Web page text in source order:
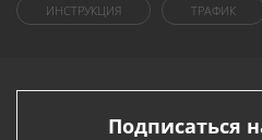
ИНСТРУКЦИЯ ТРАФИК
Подписаться